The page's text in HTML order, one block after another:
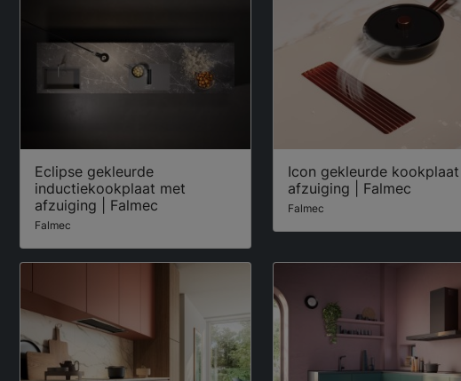
Eclipse gekleurde
inductiekookplaat met
afzuiging | Falmec
Falmec
Icon gekleurde
afzuiging | Falmec
Falmec